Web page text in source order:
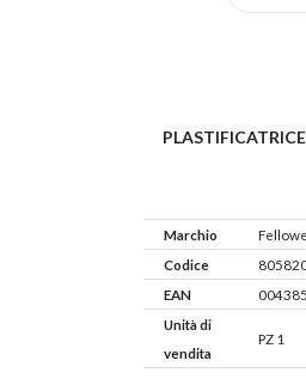
Marchio
Codice
EAN
Unità di
vendita
PZ 1